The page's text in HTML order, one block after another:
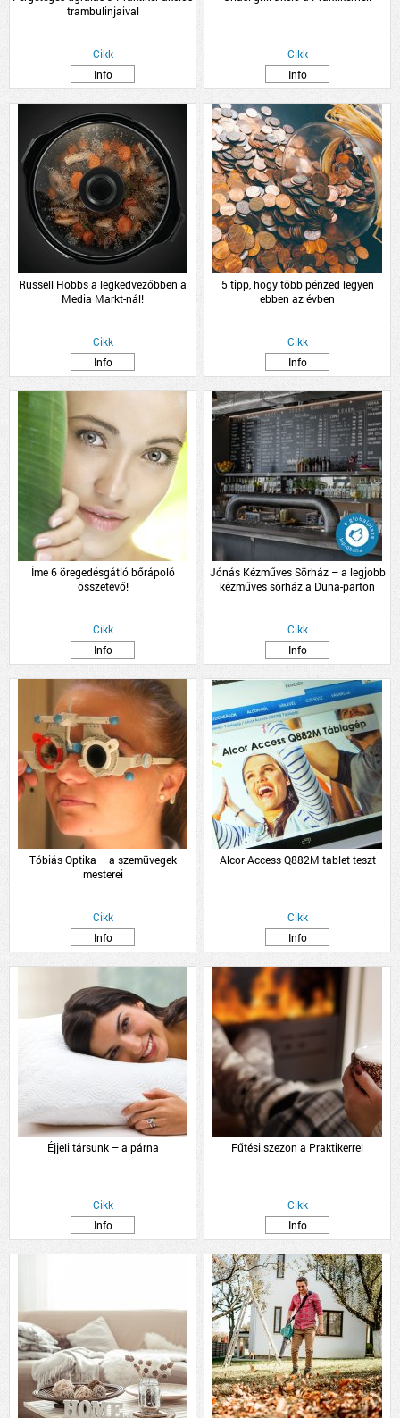
trambulinjaival
Cikk
Info
Cikk
Info
Russell Hobbs a legkedvezőbben a
Media Markt-nál!
Cikk
Info
5 tipp, hogy több pénzed legyen
ebben az évben
Cikk
Info
Íme 6 öregedésgátló bőrápoló
összetevő!
Cikk
Info
Jónás Kézműves Sörház – a legjobb
kézműves sörház a Duna-parton
Cikk
Info
Tóbiás Optika – a szemüvegek
mesterei
Cikk
Info
Alcor Access Q882M tablet teszt
Cikk
Info
Éjjeli társunk – a párna
Cikk
Info
Fűtési szezon a Praktikerrel
Cikk
Info